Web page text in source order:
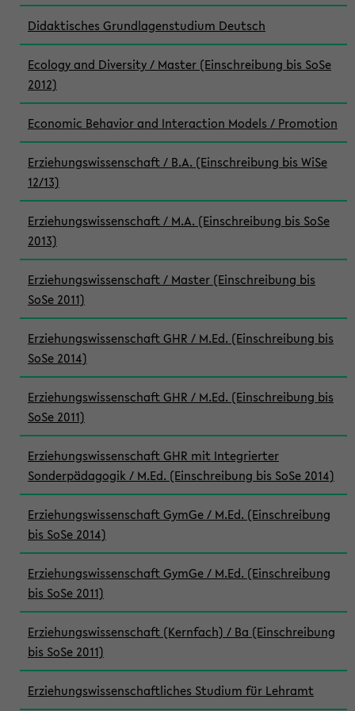
Didaktisches Grundlagenstudium Deutsch
Ecology and Diversity / Master (Einschreibung bis SoSe
2012)
Economic Behavior and Interaction Models / Promotion
Erziehungswissenschaft / B.A. (Einschreibung bis WiSe
12/13)
Erziehungswissenschaft / M.A. (Einschreibung bis SoSe
2013)
Erziehungswissenschaft / Master (Einschreibung bis
SoSe 2011)
Erziehungswissenschaft GHR / M.Ed. (Einschreibung bis
SoSe 2014)
Erziehungswissenschaft GHR / M.Ed. (Einschreibung bis
SoSe 2011)
Erziehungswissenschaft GHR mit Integrierter
Sonderpädagogik / M.Ed. (Einschreibung bis SoSe 2014)
Erziehungswissenschaft GymGe / M.Ed. (Einschreibung
bis SoSe 2014)
Erziehungswissenschaft GymGe / M.Ed. (Einschreibung
bis SoSe 2011)
Erziehungswissenschaft (Kernfach) / Ba (Einschreibung
bis SoSe 2011)
Erziehungswissenschaftliches Studium für Lehramt